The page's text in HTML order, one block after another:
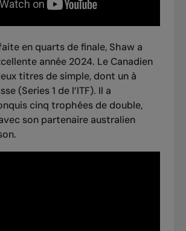
en quarts de finale, Shaw a
année 2024. Le Canadien
titres de simple, dont un à
(Series 1 de l’ITF). Il a
cinq trophées de double,
son partenaire australien